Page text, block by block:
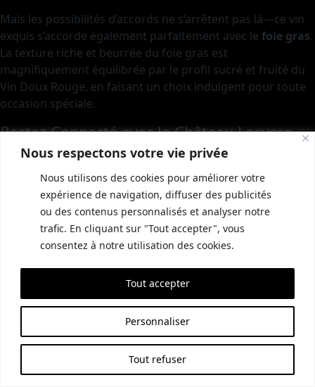
Nous respectons votre vie privée
Nous utilisons des cookies pour améliorer votre
expérience de navigation, diffuser des publicités
ou des contenus personnalisés et analyser notre
trafic. En cliquant sur "Tout accepter", vous
consentez à notre utilisation des cookies.
Personnaliser
Tout refuser
Tout accepter
Mais les possibilités d’accords ne s’arrêtent pas là—ce vin
exquis s’accorde également parfaitement avec le foie gras.
La texture riche et beurrée du foie gras est
magnifiquement équilibrée par le profil sucré et fruité du
Vin Doux Rouge, en faisant un choix indulgent pour toute
occasion spéciale.
Restez Connecté avec le Château Lecusse
Pour en savoir plus sur leVin Doux Rouge 2017
autres offres, nous vous invitons à visiter notre site web et
à nous suivre sur les réseaux sociaux. Restez informé de
nos dernières sorties, événements, et promotions
exclusives. Nous avons hâte de partager notre passion
pour le vin avec vous.
Célébration d’un Fête Des Vins Gaillac
2024 Réussi avec Château Lecusse
byreception